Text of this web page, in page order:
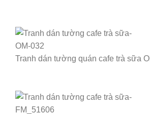
Tranh dán tường quán cafe trà sữa